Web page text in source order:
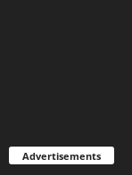
Advertisements